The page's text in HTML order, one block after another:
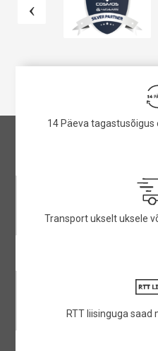
14 Päeva
Transport ukselt uksele
RTT liisinguga saad